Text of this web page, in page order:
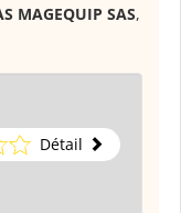
MAGEQUIP SAS,
Détail